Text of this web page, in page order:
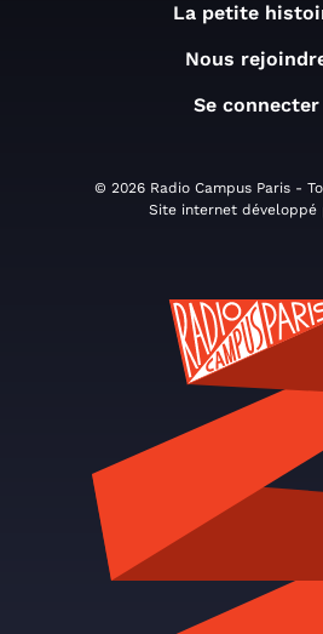
La petite
Nous
Se connecter
© 2026 Radio Campus Paris -
Site internet développé